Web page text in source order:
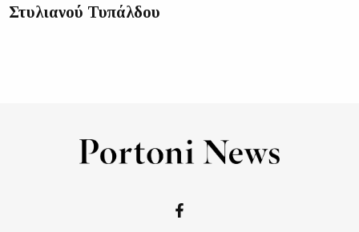
Στυλιανού Τυπάλδου